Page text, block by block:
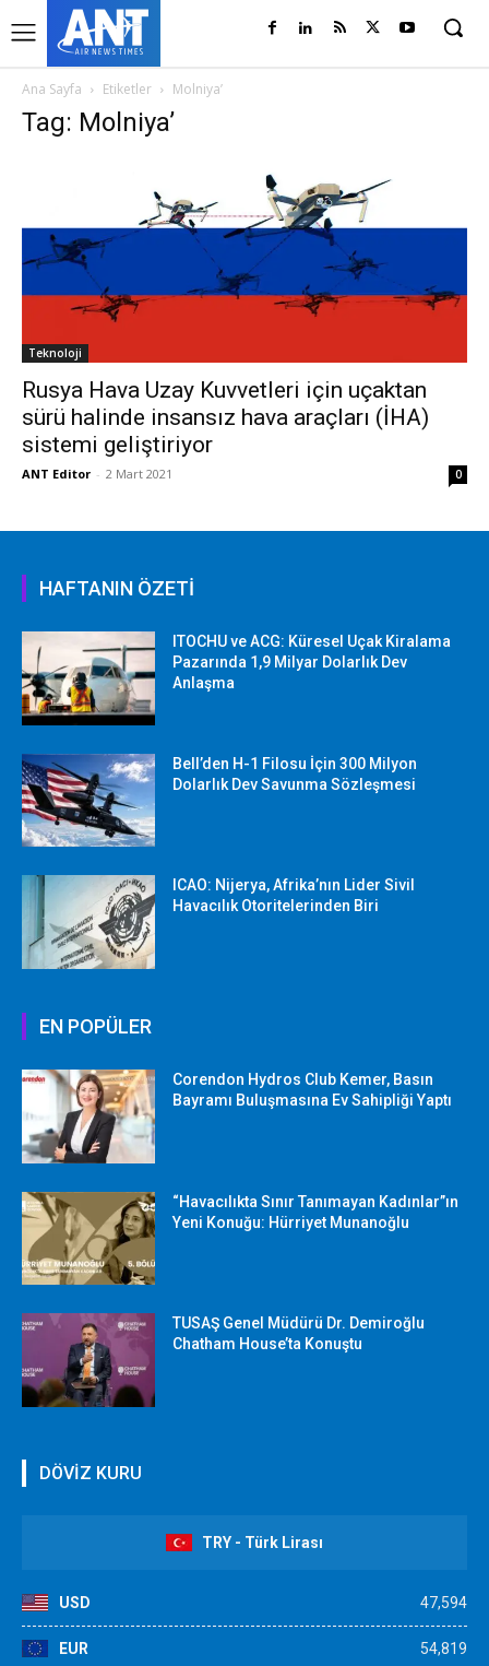
Ana Sayfa Etiketler Molniya’
Tag: Molniya’
Teknoloji
Rusya Hava Uzay Kuvvetleri için uçaktan
sürü halinde insansız hava araçları (İHA)
sistemi geliştiriyor
ANT Editor - 2 Mart 2021 0
HAFTANIN ÖZETİ
ITOCHU ve ACG: Küresel Uçak Kiralama
Pazarında 1,9 Milyar Dolarlık Dev
Anlaşma
Bell’den H-1 Filosu İçin 300 Milyon
Dolarlık Dev Savunma Sözleşmesi
ICAO: Nijerya, Afrika’nın Lider Sivil
Havacılık Otoritelerinden Biri
EN POPÜLER
Corendon Hydros Club Kemer, Basın
Bayramı Buluşmasına Ev Sahipliği Yaptı
“Havacılıkta Sınır Tanımayan Kadınlar”ın
Yeni Konuğu: Hürriyet Munanoğlu
TUSAŞ Genel Müdürü Dr. Demiroğlu
Chatham House’ta Konuştu
DÖVİZ KURU
TRY - Türk Lirası
USD 47,594
EUR 54,819